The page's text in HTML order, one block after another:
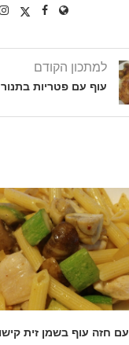
למתכון הקודם
עוף עם פטריות בתנור
רוטב סלסה רוזה פיקנטי